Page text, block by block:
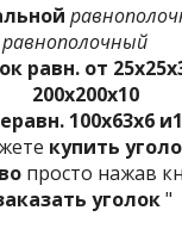
равнополочный
равн. от
200х200х10
100х63х6
купить
просто нажав
уголок"